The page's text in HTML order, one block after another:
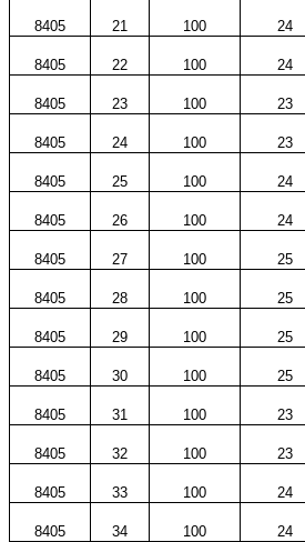
8405 21 100 24
8405 22 100 24
8405 23 100 23
8405 24 100 23
8405 25 100 24
8405 26 100 24
8405 27 100 25
8405 28 100 25
8405 29 100 25
8405 30 100 25
8405 31 100 23
8405 32 100 23
8405 33 100 24
8405 34 100 24